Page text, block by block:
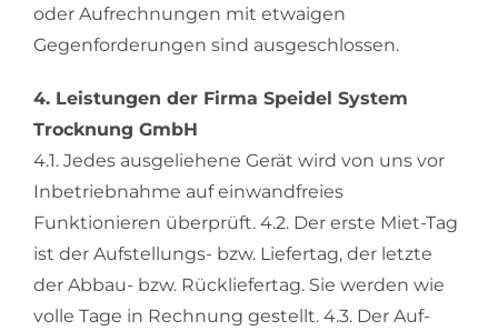
oder Aufrechnungen mit etwaigen
Gegenforderungen sind ausgeschlossen.
4. Leistungen der Firma Speidel System
Trocknung GmbH
4.1. Jedes ausgeliehene Gerät wird von uns vor
Inbetriebnahme auf einwandfreies
Funktionieren überprüft. 4.2. Der erste Miet-Tag
ist der Aufstellungs- bzw. Liefertag, der letzte
der Abbau- bzw. Rückliefertag. Sie werden wie
volle Tage in Rechnung gestellt. 4.3. Der Auf-